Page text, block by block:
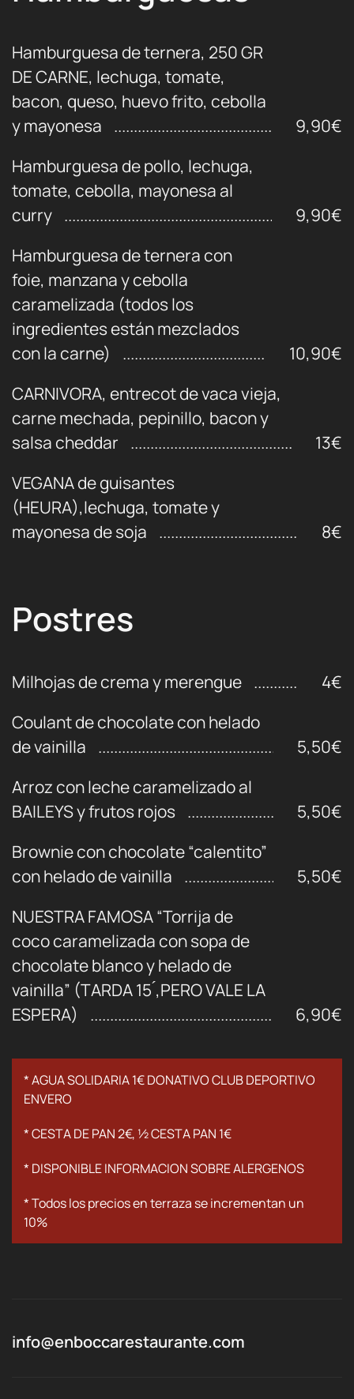
Hamburguesa de ternera, 250 GR
DE CARNE, lechuga, tomate,
bacon, queso, huevo frito, cebolla
y mayonesa
9,90€
Hamburguesa de pollo, lechuga,
tomate, cebolla, mayonesa al
curry
9,90€
Hamburguesa de ternera con
foie, manzana y cebolla
caramelizada (todos los
ingredientes están mezclados
con la carne)
10,90€
CARNIVORA, entrecot de vaca vieja,
carne mechada, pepinillo, bacon y
salsa cheddar
13€
VEGANA de guisantes
(HEURA),lechuga, tomate y
mayonesa de soja
8€
Postres
Milhojas de crema y merengue
4€
Coulant de chocolate con helado
de vainilla
5,50€
Arroz con leche caramelizado al
BAILEYS y frutos rojos
5,50€
Brownie con chocolate “calentito”
con helado de vainilla
5,50€
NUESTRA FAMOSA “Torrija de
coco caramelizada con sopa de
chocolate blanco y helado de
vainilla” (TARDA 15 ́,PERO VALE LA
ESPERA)
6,90€
* AGUA SOLIDARIA 1€ DONATIVO CLUB DEPORTIVO
ENVERO
* CESTA DE PAN 2€, 1⁄2 CESTA PAN 1€
* DISPONIBLE INFORMACION SOBRE ALERGENOS
* Todos los precios en terraza se incrementan un
10%
info@enboccarestaurante.com